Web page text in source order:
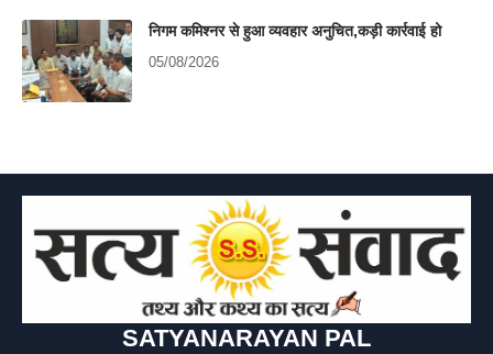
निगम कमिश्नर से हुआ व्यवहार अनुचित,कड़ी कार्रवाई हो
05/08/2026
SATYANARAYAN PAL